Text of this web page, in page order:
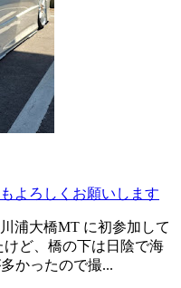
よろしくお願いします
浦大橋MT に初参加して
ど、橋の下は日陰で海
かったので撮...